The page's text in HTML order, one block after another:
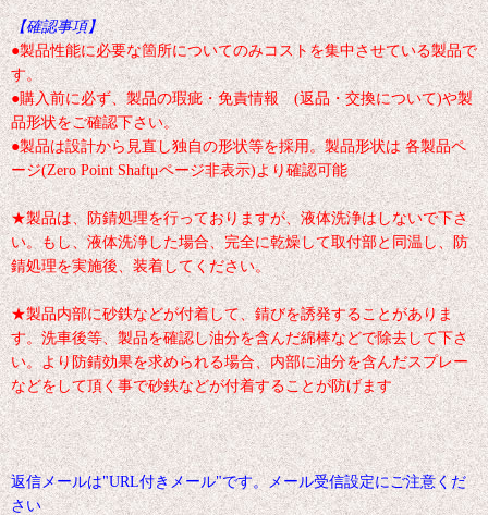
【確認事項】
●製品性能に必要な箇所についてのみコストを集中させている製品で
す。
●購入前に必ず、製品の瑕疵・免責情報 (返品・交換について)や製
品形状をご確認下さい。
●製品は設計から見直し独自の形状等を採用。製品形状は 各製品ペ
ージ(Zero Point Shaftμページ非表示)より確認可能
★製品は、防錆処理を行っておりますが、液体洗浄はしないで下さ
い。もし、液体洗浄した場合、完全に乾燥して取付部と同温し、防
錆処理を実施後、装着してください。
★製品内部に砂鉄などが付着して、錆びを誘発することがありま
す。洗車後等、製品を確認し油分を含んだ綿棒などで除去して下さ
い。より防錆効果を求められる場合、内部に油分を含んだスプレー
などをして頂く事で砂鉄などが付着することが防げます
返信メールは"URL付きメール"です。メール受信設定にご注意くだ
さい